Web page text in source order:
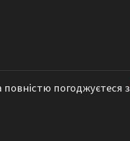
погоджуєтеся з